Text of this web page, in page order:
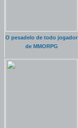
O pesadelo de todo jogador
de MMORPG